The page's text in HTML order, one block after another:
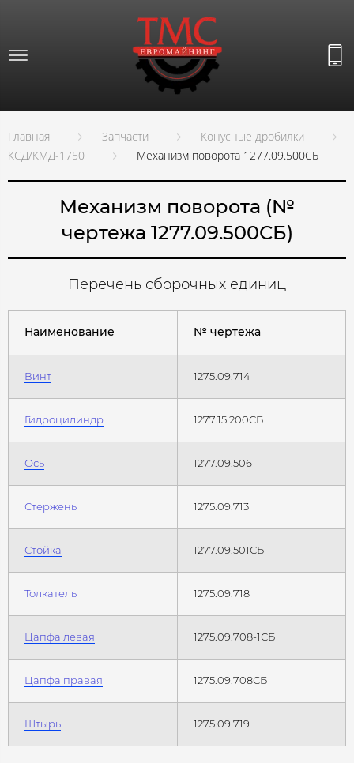
Главная Запчасти
Конусные дробилки
КСД/КМД-1750
Механизм поворота 1277.09.500СБ
Механизм поворота (№
чертежа 1277.09.500СБ)
Перечень сборочных единиц
Наименование № чертежа
Винт 1275.09.714
Гидроцилиндр 1277.15.200СБ
Ось 1277.09.506
Стержень 1275.09.713
Стойка 1277.09.501СБ
Толкатель 1275.09.718
Цапфа левая 1275.09.708-1СБ
Цапфа правая 1275.09.708СБ
Штырь 1275.09.719